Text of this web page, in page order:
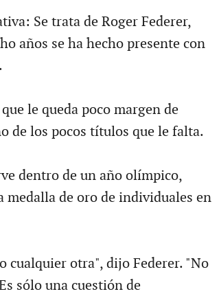
Se trata de Roger Federer,
años se ha hecho presente con
le queda poco margen de
de los pocos títulos que le falta.
dentro de un año olímpico,
medalla de oro de individuales en
cualquier otra", dijo Federer. "No
sólo una cuestión de